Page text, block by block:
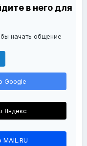
в него для
начать общение
Google
Яндекс